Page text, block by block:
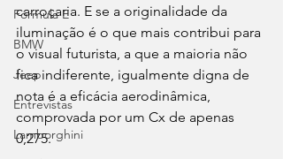
Fórmula E
BMW
Jeep
Entrevistas
Lamborghini
carroçaria. E se a originalidade da
iluminação é o que mais contribui para
o visual futurista, a que a maioria não
fica indiferente, igualmente digna de
nota é a eficácia aerodinâmica,
comprovada por um Cx de apenas
0,275.